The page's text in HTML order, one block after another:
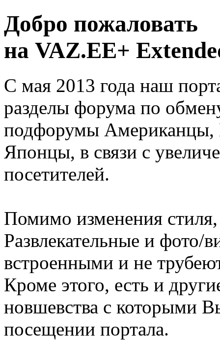
Добро пожаловать
на VAZ.EE+
С мая 2013 года наш
разделы форума по
подфорумы
Японцы, в связи с
посетителей.
Помимо изменения
Развлекательные и фото/
встроенными и не
Кроме этого, есть и
новшевства с которыми
посещении портала.